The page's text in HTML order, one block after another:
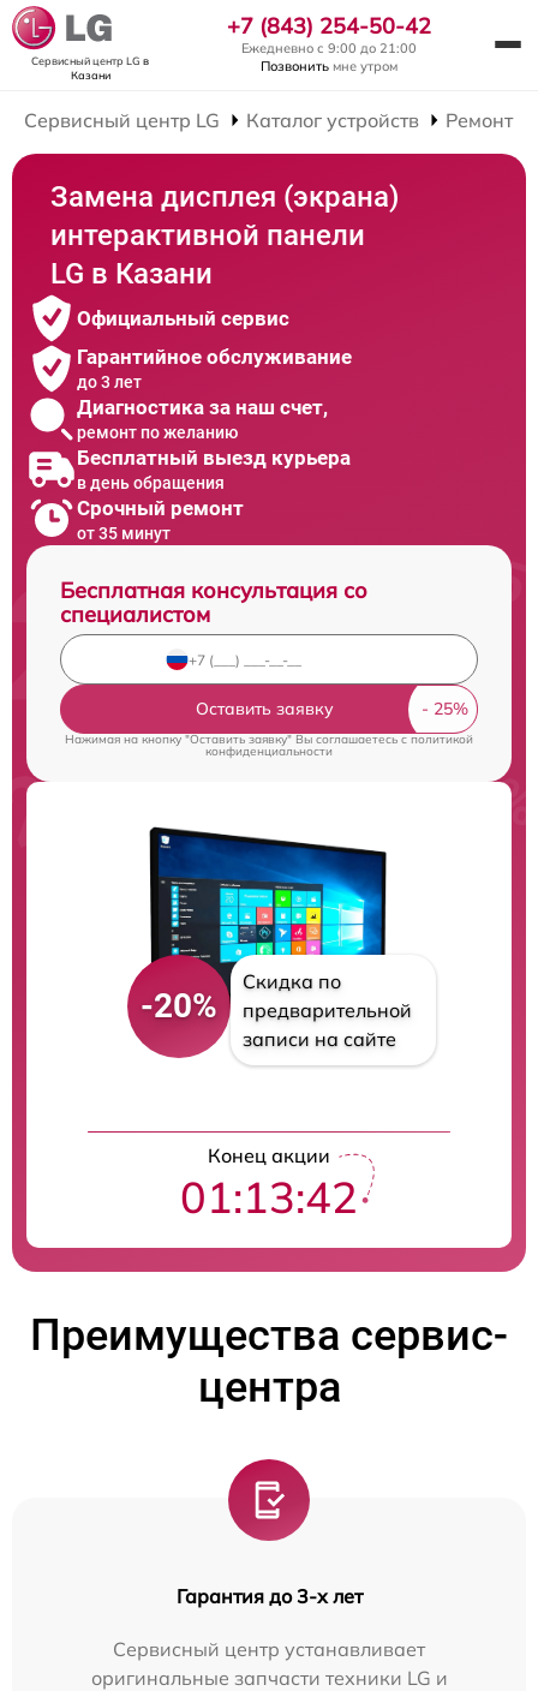
Сервисный центр LG в
Казани
+7 (843) 254-50-42
Ежедневно с 9:00 до 21:00
Позвонить мне утром
Сервисный центр LG Каталог устройств Ремонт
Замена дисплея (экрана)
интерактивной панели
LG в Казани
Официальный сервис
Гарантийное обслуживание
до 3 лет
Диагностика за наш счет,
ремонт по желанию
Бесплатный выезд курьера
в день обращения
Срочный ремонт
от 35 минут
Бесплатная консультация со
специалистом
Оставить заявку
Нажимая на кнопку "Оставить заявку" Вы соглашаетесь cполитикой
конфиденциальности
-20%
Скидка по
предварительной
записи на сайте
Конец акции
01:13:41
Преимущества сервис-
центра
Гарантия до 3-х лет
Сервисный центр устанавливает
оригинальные запчасти техники LG и